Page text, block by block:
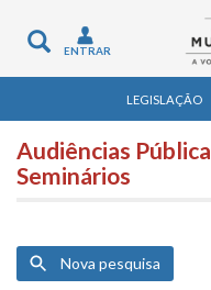
Toggle
navigation
ENTRAR
LEGISLAÇÃO
Audiências
Seminários
Nova pesquisa